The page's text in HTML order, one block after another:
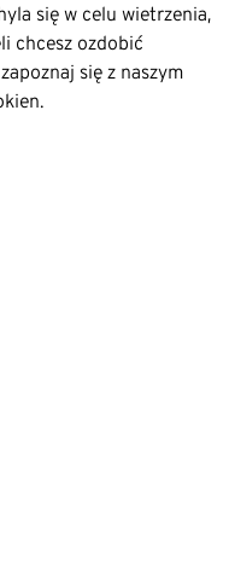
się w celu wietrzenia,
chcesz ozdobić
się z naszym